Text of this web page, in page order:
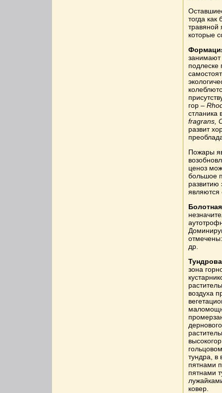
тогда как
травяной
которые
занимают
подлеске
гор –
стланика
fragrans,
развит
Пожары
ценоз
большое
развитию
являются
др.
зона
воздуха
тундра, в
пятнами
пятнами
ковер.